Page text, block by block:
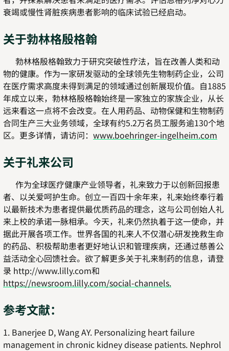
衰竭或慢性肾脏疾病患者影响的临床试验已经启动。
关于勃林格殷格翰
勃林格殷格翰致力于研究突破性疗法，旨在改善人类和动
物的健康。作为一家研发驱动的全球领先生物制药企业，公司
在医疗需求高度未得到满足的领域通过创新展现价值。自1885
年成立以来，勃林格殷格翰始终是一家独立的家族企业，从长
远来看这一点将不会改变。在人用药品、动物保健和生物制药
合同生产三大业务领域，全球有约5.2万名员工服务逾130个地
区。更多详情，请访问： www.boehringer-ingelheim.com
关于礼来公司
作为全球医疗健康产业领导者，礼来致力于以创新回报患
者、以关爱呵护生命。创立一百四十余年来，礼来始终奉行着
以最新技术为患者提供最优质药品的理念，这与公司创始人礼
来上校的承诺一脉相承。今天，礼来仍然执着于这一使命，并
据此开展各项工作。世界各国的礼来人不仅潜心研发挽救生命
的药品、积极帮助患者更好地认识和管理疾病，还通过慈善公
益活动全心回馈社会。欲了解更多关于礼来制药的信息，请登
录 http://www.lilly.com和
https://newsroom.lilly.com/social-channels.
参考文献：
1. Banerjee D, Wang AY. Personalizing heart failure
management in chronic kidney disease patients. Nephrol